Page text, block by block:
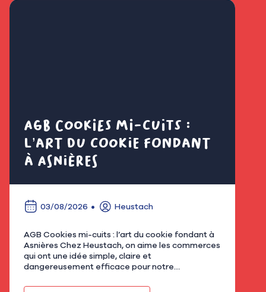
AGB Cookies mi-cuits :
l’art du cookie fondant
à Asnières
03/08/2026 Heustach
AGB Cookies mi-cuits : l’art du cookie fondant à
Asnières Chez Heustach, on aime les commerces
qui ont une idée simple, claire et
dangereusement efficace pour notre
installé au 21 rue de Bretagne à As…